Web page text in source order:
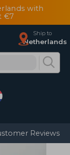
with
€7
Ship to
Netherlands
Reviews